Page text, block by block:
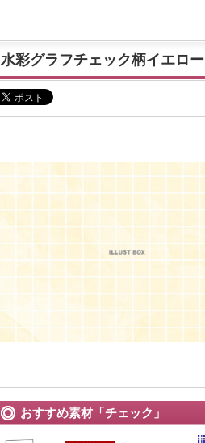
水彩グラフチェック柄イエロー
おすすめ素材「チェック」